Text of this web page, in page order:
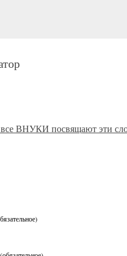
ВНУКИ посвящают эти